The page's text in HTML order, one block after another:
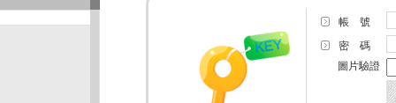
帳 號
密 碼
圖片驗證